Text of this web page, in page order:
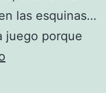
las esquinas…
juego porque